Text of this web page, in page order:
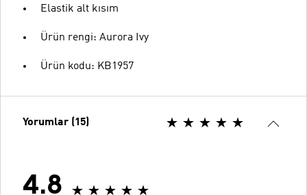
Elastik alt kısım
Ürün rengi: Aurora Ivy
Ürün kodu: KB1957
Yorumlar (15)
4.8